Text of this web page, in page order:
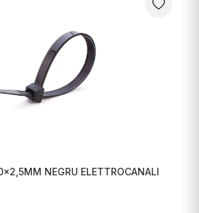
NEGRU ELETTROCANALI